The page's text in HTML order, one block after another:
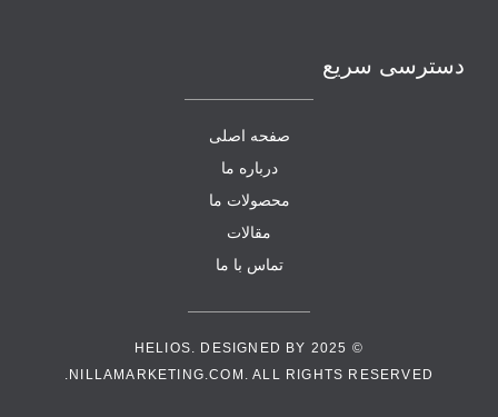
دسترسی سریع
صفحه اصلی
درباره ما
محصولات ما
مقالات
تماس با ما
© 2025
HELIOS. DESIGNED BY
NILLAMARKETING.COM. ALL RIGHTS RESERVED.